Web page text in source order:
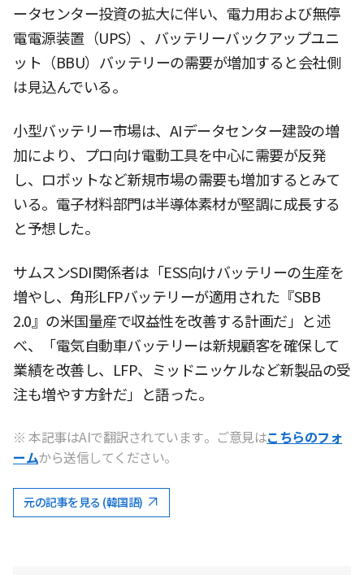
ータセンター投資の拡大に伴い、電力用および無停
電電源装置（UPS）、バッテリーバックアップユニ
ット（BBU）バッテリーの需要が増加すると会社側
は見込んでいる。
小型バッテリー市場は、AIデータセンター建設の増
加により、プロ向け電動工具を中心に需要が反発
し、ロボットなど新規市場の需要も増加するとみて
いる。電子材料部門は半導体素材が堅調に成長する
と予想した。
サムスンSDI関係者は「ESS向けバッテリーの生産を
増やし、角形LFPバッテリーが適用された『SBB
2.0』の米国量産で収益性を改善する計画だ」と述
べ、「電気自動車バッテリーは新規顧客を確保して
業績を改善し、LFP、ミッドニッケルなど新製品の受
注も増やす方針だ」と語った。
※ 本記事はAIで翻訳されています。ご意見はこちらのフォ
ームから送信してください。
元の記事を見る (韓国語)